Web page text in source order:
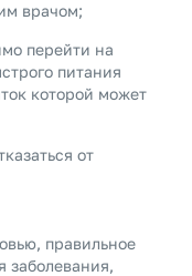
врачом;
перейти на
питания
которой может
от
правильное
заболевания,